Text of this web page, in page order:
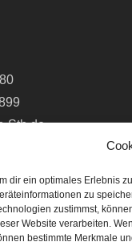
dir ein optimales Erlebnis
zu
zustimmst,
Website verarbeiten.
bestimmte Merkmale
Stb.de